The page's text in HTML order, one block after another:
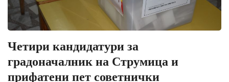
Четири кандидатури за
градоначалник на Струмица и
прифатени пет советнички